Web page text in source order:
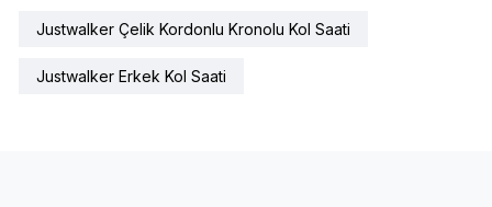
Justwalker Çelik Kordonlu Kronolu Kol Saati
Justwalker Erkek Kol Saati